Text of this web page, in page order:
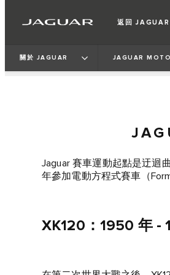
返回
關於 JAGUAR JAGUAR
Jaguar 賽車運動起點是迂迴
年參加電動方程式賽車（
XK120：1950 年 -